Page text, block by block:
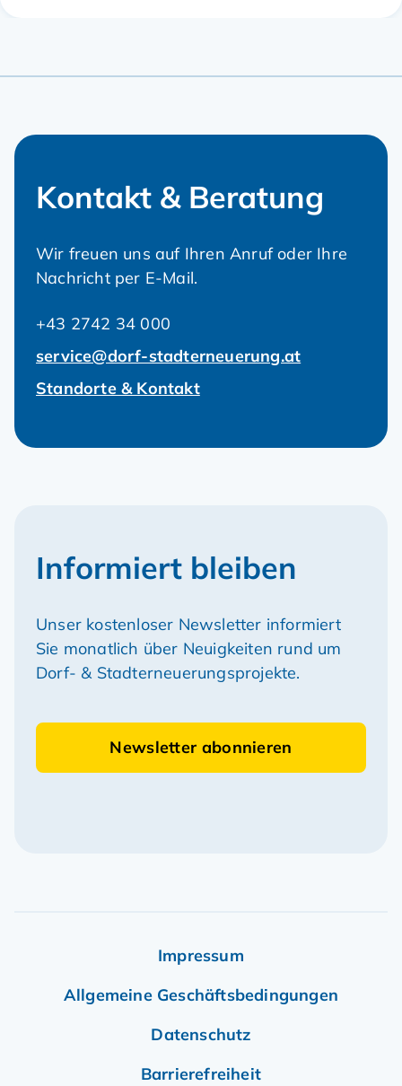
Kontakt & Beratung
Wir freuen uns auf Ihren Anruf oder Ihre
Nachricht per E-Mail.
+43 2742 34 000
service@dorf-stadterneuerung.at
Standorte & Kontakt
Informiert bleiben
Unser kostenloser Newsletter informiert
Sie monatlich über Neuigkeiten rund um
Dorf- & Stadterneuerungsprojekte.
Newsletter abonnieren
Impressum
Allgemeine Geschäftsbedingungen
Datenschutz
Barrierefreiheit